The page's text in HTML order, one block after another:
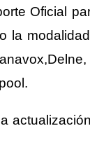
Oficial
la